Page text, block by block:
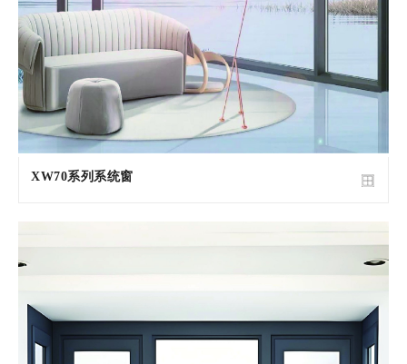
XW70系列系统窗